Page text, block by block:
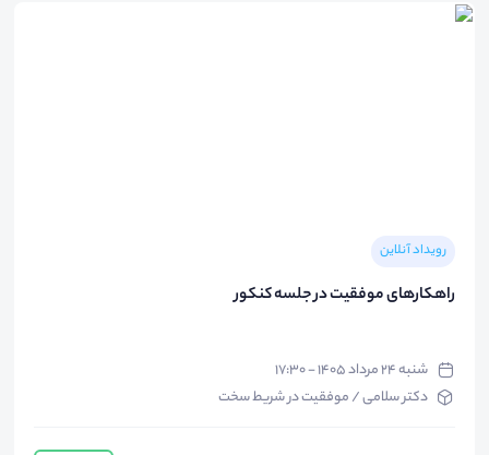
رویداد آنلاین
راهکارهای موفقیت در جلسه کنکور
شنبه ۲۴ مرداد ۱۴۰۵ - ۱۷:۳۰
دکتر سلامی / موفقیت در شریط سخت